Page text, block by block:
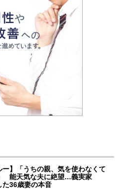
ー】「うちの親、気を使わなくて
能天気な夫に絶望…義実家
た36歳妻の本音